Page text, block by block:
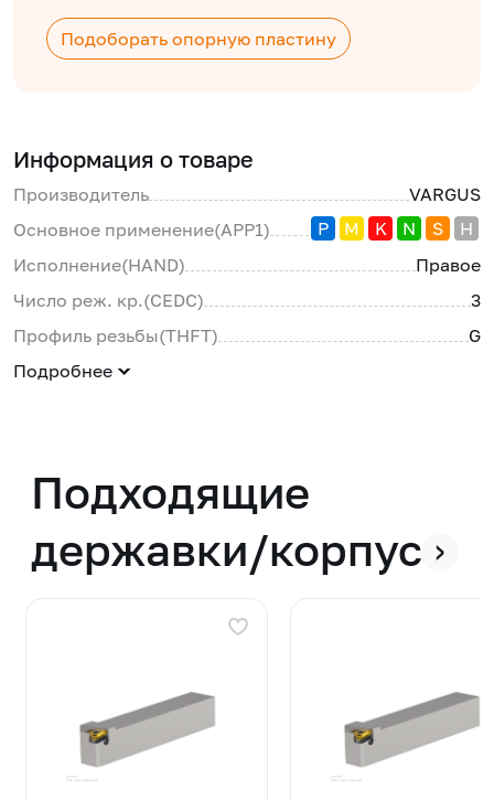
Подоборать опорную пластину
Информация о товаре
Производитель
VARGUS
Основное применение(APP1)
P M K N S
H
Исполнение(HAND)
Правое
Число реж. кр.(CEDC)
3
Профиль резьбы(THFT)
G
Подробнее
Подходящие
державки/корпуса
›